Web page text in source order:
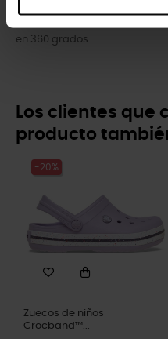
en 360 grados.
Los clientes que
producto
-20%
Zuecos de niños
Crocband™...